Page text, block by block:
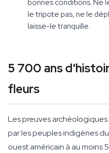
bonnes conditions. Ne
le tripote pas, ne le
laisse-le tranquille.
5 700 ans
fleurs
Les preuves
par les peuples indigènes
ouest américain à au moins